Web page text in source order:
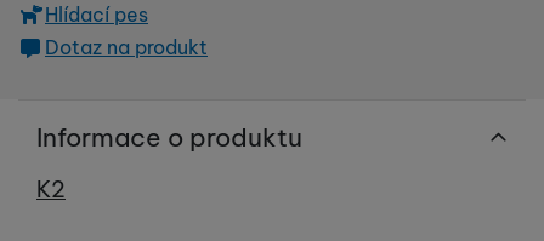
Hlídací pes
Dotaz na produkt
Informace o produktu
Výrobce
K2